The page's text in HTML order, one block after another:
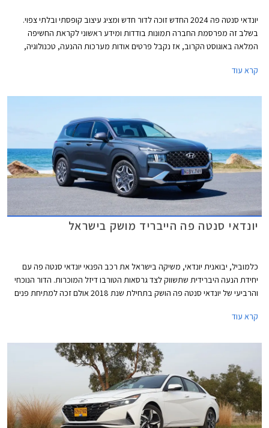
יונדאי סנטה פה 2024 החדש זוכה לדור חדש ומציג עיצוב קופסתי ובלתי צפוי.
בשלב זה מפרסמת החברה תמונות בודדות ומידע ראשוני לקראת החשיפה
המלאה באוגוסט הקרוב, אז נקבל פרטים אודות מערכות ההנעה, טכנולוגיה,
קרא עוד
יונדאי סנטה פה הייבריד מושק בישראל
כלמוביל, יבואנית יונדאי, משיקה בישראל את רכב הפנאי יונדאי סנטה פה עם
יחידת הנעה היברידית שתשווק לצד גרסאות הטורבו דיזל המוכרות. הדור הנוכחי
והרביעי של יונדאי סנטה פה הושק בתחילת שנת 2018 אולם זכה למתיחת פנים
מנת לאפשר התקנת יחידות הנעה היברידיות. לישראל הגרסאות ההיברידיות
זה גרסת הפלאג-אין הייבריד שכבר משווקת באירופה לא תוצע בישראל.
קרא עוד